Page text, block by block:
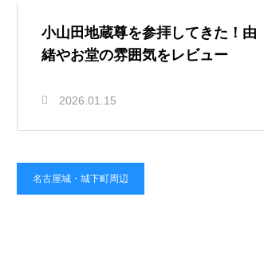
小山田地蔵尊を参拝してきた！由
緒やお堂の雰囲気をレビュー
2026.01.15
名古屋城・城下町周辺